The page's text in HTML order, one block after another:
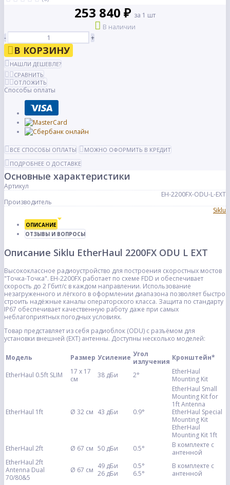
253 840 ₽ за 1 шт
В наличии
-
+
В КОРЗИНУ
НАШЛИ ДЕШЕВЛЕ?
СРАВНИТЬ
ОТЛОЖИТЬ
Способы оплаты
ВСЕ СПОСОБЫ ОПЛАТЫ
МОЖНО ОФОРМИТЬ В КРЕДИТ
ПОДРОБНЕЕ О ДОСТАВКЕ
Основные характеристики
Артикул
EH-2200FX-ODU-L-EXT
Производитель
Siklu
ОПИСАНИЕ
ОТЗЫВЫ И ВОПРОСЫ
Описание Siklu EtherHaul 2200FX ODU L EXT
Высококлассное радиоустройство для построения скоростных мостов
"Точка-Точка". EH-2200FX работает по схеме FDD и обеспечивает
скорость до 2 Гбит/с в каждом направлении. Использование
незагруженного и лёгкого в оформлении диапазона позволяет быстро
строить надёжные каналы операторского класса. Защита по стандарту
IP67 обеспечивает качественную работу даже при самых
неблагоприятных погодных условиях.
Товар представляет из себя радиоблок (ODU) с разъёмом для
установки внешней (EXT) антенны. Доступны несколько моделей:
Модель Размер Усиление Угол
излучения Кронштейн*
EtherHaul 0.5ft SLIM
17 х 17
см
38 дБи 2°
EtherHaul
Mounting Kit
EtherHaul 1ft Ø 32 см 43 дБи 0.9°
EtherHaul Small
Mounting Kit for
1ft Antenna
EtherHaul Special
Mounting Kit
EtherHaul
Mounting Kit 1ft
EtherHaul 2ft
Ø 67 см 50 дБи 0.5°
В комплекте с
антенной
EtherHaul 2ft
Antenna Dual
70/80&5
Ø 67 см 49 дБи
26 дБи
0.5°
6.5°
В комплекте с
антенной